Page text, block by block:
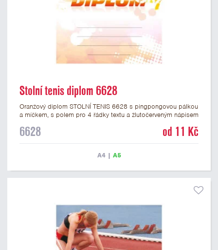
Stolní tenis diplom 6628
Oranžový diplom STOLNÍ TENIS 6628 s pingpongovou pálkou
a míčkem, s polem pro 4 řádky textu a žlutočerveným nápisem
A5. Papírový diplom s motivem STOLNÍ TENIS má gramáž 250
6628 od 11 Kč
A4| A5